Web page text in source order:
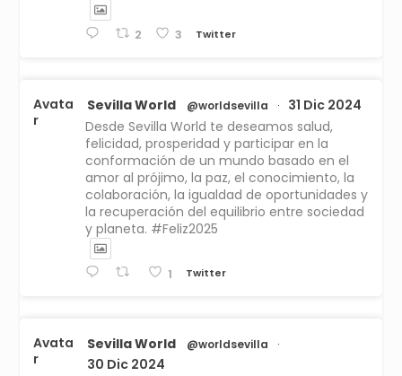
2 3 Twitter
Avata
r
Sevilla World @worldsevilla ·
31 Dic 2024
Desde Sevilla World te deseamos salud,
felicidad, prosperidad y participar en la
conformación de un mundo basado en el
amor al prójimo, la paz, el conocimiento, la
colaboración, la igualdad de oportunidades y
la recuperación del equilibrio entre sociedad
y planeta. #Feliz2025
1 Twitter
Avata
r
Sevilla World @worldsevilla ·
30 Dic 2024